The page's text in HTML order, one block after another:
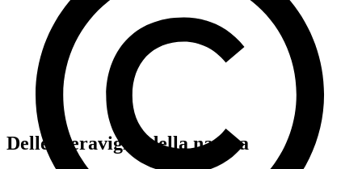
Delle meraviglie della natura